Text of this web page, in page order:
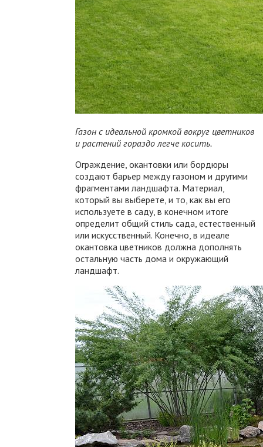
Газон с идеальной кромкой вокруг цветников
и растений гораздо легче косить.
Ограждение, окантовки или бордюры
создают барьер между газоном и другими
фрагментами ландшафта. Материал,
который вы выберете, и то, как вы его
используете в саду, в конечном итоге
определит общий стиль сада, естественный
или искусственный. Конечно, в идеале
окантовка цветников должна дополнять
остальную часть дома и окружающий
ландшафт.